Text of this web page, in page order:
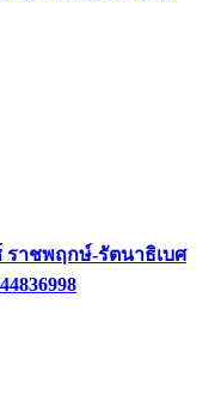
าชพฤกษ์-รัตนาธิเบศ